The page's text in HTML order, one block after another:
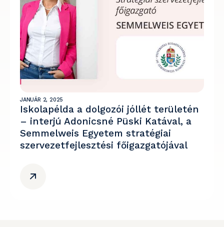
JANUÁR 2, 2025
Iskolapélda a dolgozói jóllét területén
– interjú Adonicsné Püski Katával, a
Semmelweis Egyetem stratégiai
szervezetfejlesztési főigazgatójával